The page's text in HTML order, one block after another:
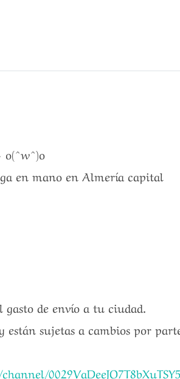
o(^w^)o
en mano en Almería capital
de envío a tu ciudad.
están sujetas a cambios por